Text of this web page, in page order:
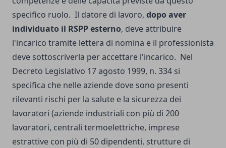
specifico ruolo. Il datore di lavoro, dopo aver
individuato il RSPP esterno, deve attribuire
l'incarico tramite lettera di nomina e il professionista
deve sottoscriverla per accettare l'incarico. Nel
Decreto Legislativo 17 agosto 1999, n. 334 si
specifica che nelle aziende dove sono presenti
rilevanti rischi per la salute e la sicurezza dei
lavoratori (aziende industriali con più di 200
lavoratori, centrali termoelettriche, imprese
estrattive con più di 50 dipendenti, strutture di